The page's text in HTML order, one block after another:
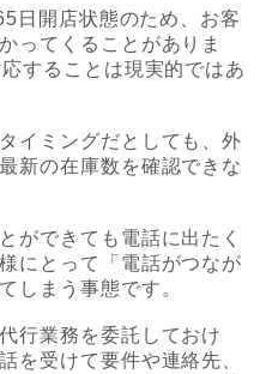
日開店状態のため、お客
ってくることがありま
することは現実的ではあ
イミングだとしても、外
新の在庫数を確認できな
ができても電話に出たく
にとって「電話がつなが
しまう事態です。
行業務を委託しておけ
を受けて要件や連絡先、